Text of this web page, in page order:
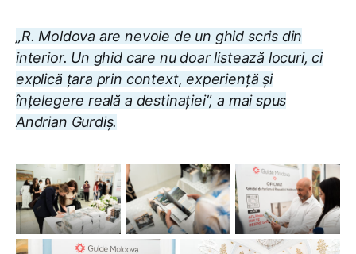
„R. Moldova are nevoie de un ghid scris din
interior. Un ghid care nu doar listează locuri, ci
explică țara prin context, experiență și
înțelegere reală a destinației”, a mai spus
Andrian Gurdiș.